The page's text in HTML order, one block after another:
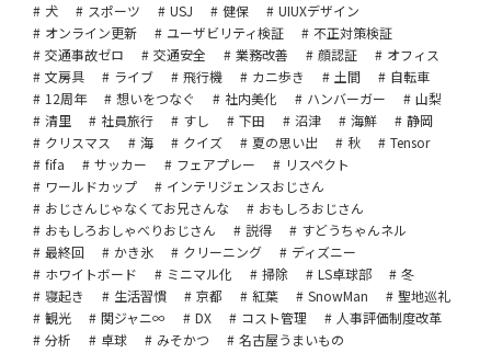
犬
スポーツ USJ 健保
UIUXデザイン
オンライン更新
ユーザビリティ検証
不正対策検証
交通事故ゼロ
交通安全 業務改善 顔認証
オフィス
文房具
ライブ 飛行機 カニ歩き 土間
自転車
12周年
想いをつなぐ 社内美化 ハンバーガー
山梨
清里
社員旅行 すし 下田 沼津 海鮮
静岡
クリスマス
海 クイズ 夏の思い出 秋
Tensor
fifa
サッカー フェアプレー
リスペクト
ワールドカップ
インテリジェンスおじさん
おじさんじゃなくてお兄さんな
おもしろおじさん
おもしろおしゃべりおじさん
説得
すどうちゃんネル
最終回
かき氷 クリーニング
ディズニー
ホワイトボード
ミニマル化 掃除 LS卓球部
冬
寝起き
生活習慣 京都 紅葉 SnowMan
聖地巡礼
観光
関ジャニ∞ DX コスト管理
人事評価制度改革
分析
卓球 みそかつ
名古屋うまいもの